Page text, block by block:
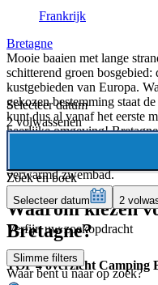
Frankrijk
Bretagne
Mooie baaien met lange
schitterend groen
kustgebieden van Europa.
gekozen bestemming staat
kunt dus al vanaf het eerste
heerlijke omgeving!
respecterende kampeerder
voorbeeld te noemen
verwarmd zwembad.
Waarom kiezen
Bretagne?
TOP 4 overzicht Camping
Selecteer datum
2 volwassenen
Zoek en boek
Selecteer datum 2
Verfijn uw zoekopdracht
Slimme filters
Waar bent u naar op zoek?